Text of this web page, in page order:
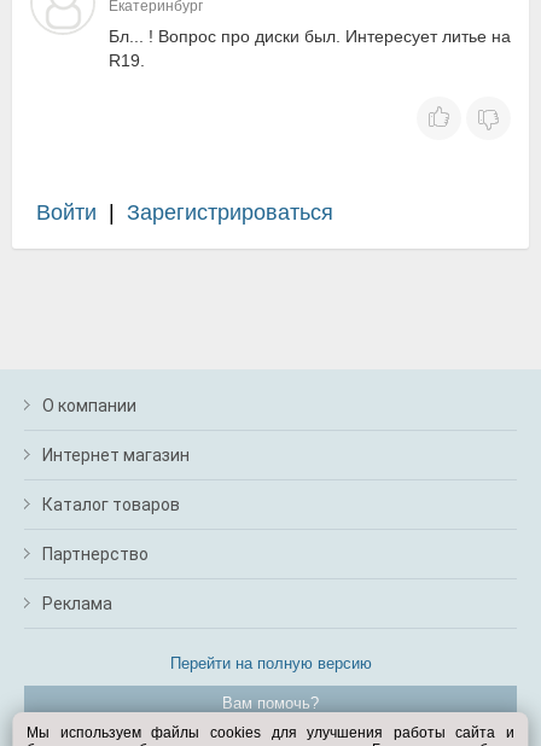
Екатеринбург
Бл... ! Вопрос про диски был. Интересует литье на
R19.
Войти Зарегистрироваться
О компании
Интернет магазин
Каталог товаров
Партнерство
Реклама
Перейти на полную версию
Вам помочь?
Мы используем файлы cookies для улучшения работы сайта и